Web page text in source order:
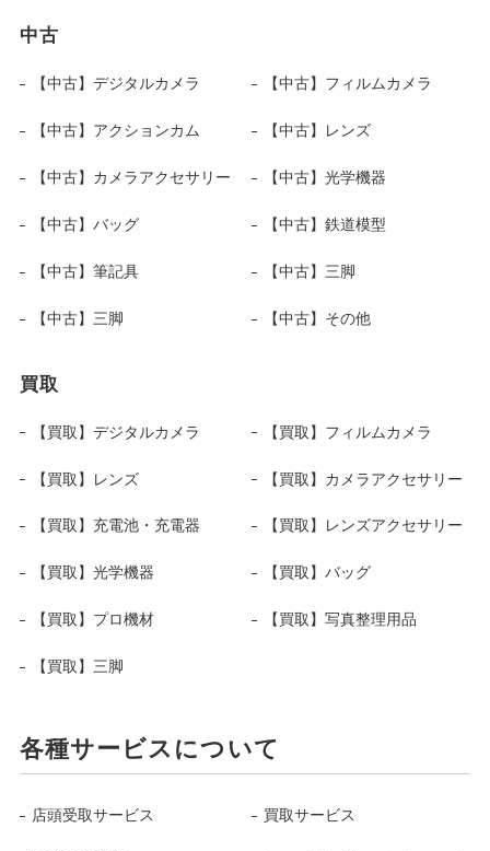
中古
【中古】デジタルカメラ 【中古】フィルムカメラ
【中古】アクションカム 【中古】レンズ
【中古】カメラアクセサリー 【中古】光学機器
【中古】バッグ 【中古】鉄道模型
【中古】筆記具 【中古】三脚
【中古】三脚 【中古】その他
買取
【買取】デジタルカメラ 【買取】フィルムカメラ
【買取】レンズ 【買取】カメラアクセサリー
【買取】充電池・充電器 【買取】レンズアクセサリー
【買取】光学機器 【買取】バッグ
【買取】プロ機材 【買取】写真整理用品
【買取】三脚
各種サービスについて
店頭受取サービス 買取サービス